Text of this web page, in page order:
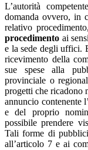
L’autorità
domanda ovvero, in
relativo
procedimento ai
e la sede degli uffici.
ricevimento della
sue spese alla
provinciale o
progetti che ricadono
annuncio contenente
e del proprio
possibile prendere
Tali forme di
all’articolo 7 e ai